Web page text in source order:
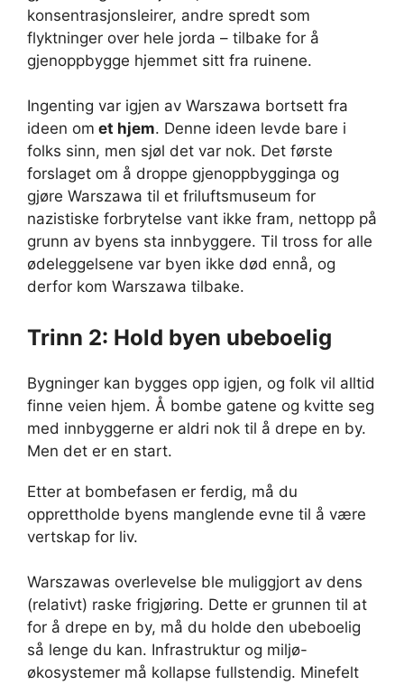
konsentrasjonsleirer, andre spredt som
flyktninger over hele jorda – tilbake for å
gjenoppbygge hjemmet sitt fra ruinene.
Ingenting var igjen av Warszawa bortsett fra
ideen om et hjem. Denne ideen levde bare i
folks sinn, men sjøl det var nok. Det første
forslaget om å droppe gjenoppbygginga og
gjøre Warszawa til et friluftsmuseum for
nazistiske forbrytelse vant ikke fram, nettopp på
grunn av byens sta innbyggere. Til tross for alle
ødeleggelsene var byen ikke død ennå, og
derfor kom Warszawa tilbake.
Trinn 2: Hold byen ubeboelig
Bygninger kan bygges opp igjen, og folk vil alltid
finne veien hjem. Å bombe gatene og kvitte seg
med innbyggerne er aldri nok til å drepe en by.
Men det er en start.
Etter at bombefasen er ferdig, må du
opprettholde byens manglende evne til å være
vertskap for liv.
Warszawas overlevelse ble muliggjort av dens
(relativt) raske frigjøring. Dette er grunnen til at
for å drepe en by, må du holde den ubeboelig
så lenge du kan. Infrastruktur og miljø-
økosystemer må kollapse fullstendig. Minefelt